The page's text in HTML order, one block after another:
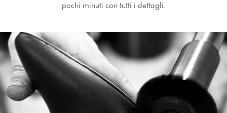
pochi minuti con tutti i dettagli.